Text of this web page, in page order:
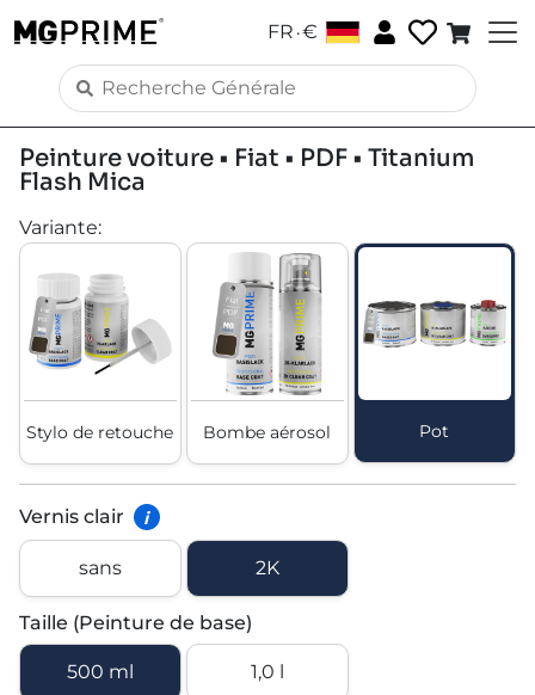
FR .€
Peinture voiture • Fiat • PDF • Titanium
Flash Mica
Variante:
Stylo de retouche Bombe aérosol Pot
Vernis clair i
sans 2K
Taille (Peinture de base)
500 ml 1,0 l